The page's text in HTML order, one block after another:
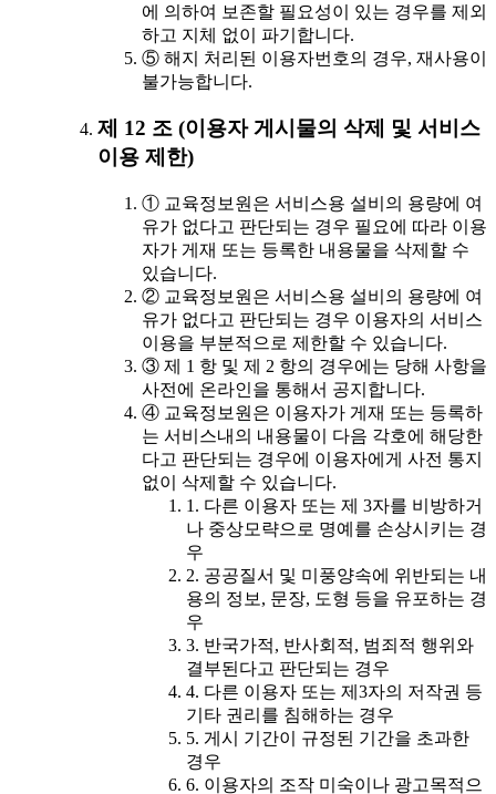
에 의하여 보존할 필요성이 있는 경우를 제외
하고 지체 없이 파기합니다.
⑤ 해지 처리된 이용자번호의 경우, 재사용이
불가능합니다.
제 12 조 (이용자 게시물의 삭제 및 서비스
이용 제한)
① 교육정보원은 서비스용 설비의 용량에 여
유가 없다고 판단되는 경우 필요에 따라 이용
자가 게재 또는 등록한 내용물을 삭제할 수
있습니다.
② 교육정보원은 서비스용 설비의 용량에 여
유가 없다고 판단되는 경우 이용자의 서비스
이용을 부분적으로 제한할 수 있습니다.
③ 제 1 항 및 제 2 항의 경우에는 당해 사항을
사전에 온라인을 통해서 공지합니다.
④ 교육정보원은 이용자가 게재 또는 등록하
는 서비스내의 내용물이 다음 각호에 해당한
다고 판단되는 경우에 이용자에게 사전 통지
없이 삭제할 수 있습니다.
1. 다른 이용자 또는 제 3자를 비방하거
나 중상모략으로 명예를 손상시키는 경
우
2. 공공질서 및 미풍양속에 위반되는 내
용의 정보, 문장, 도형 등을 유포하는 경
우
3. 반국가적, 반사회적, 범죄적 행위와
결부된다고 판단되는 경우
4. 다른 이용자 또는 제3자의 저작권 등
기타 권리를 침해하는 경우
5. 게시 기간이 규정된 기간을 초과한
경우
6. 이용자의 조작 미숙이나 광고목적으